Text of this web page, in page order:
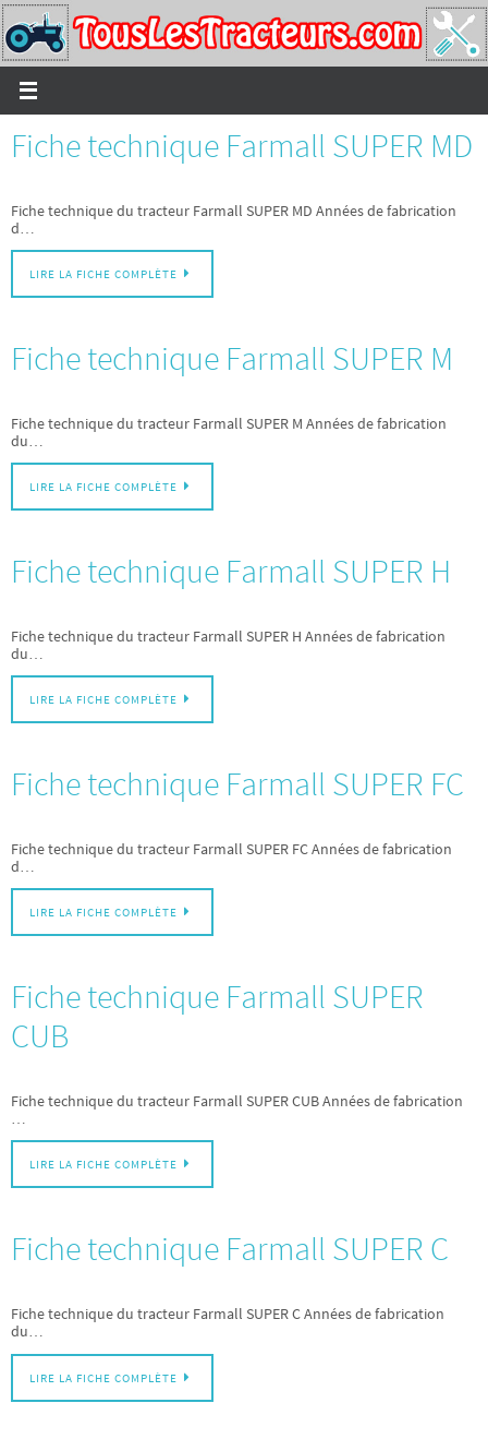
Passer
vers
le
contenu
Fiche technique Farmall SUPER MD
Fiche technique du tracteur Farmall SUPER MD Années de fabrication
d…
LIRE LA FICHE COMPLÈTE
Fiche technique Farmall SUPER M
Fiche technique du tracteur Farmall SUPER M Années de fabrication
du…
LIRE LA FICHE COMPLÈTE
Fiche technique Farmall SUPER H
Fiche technique du tracteur Farmall SUPER H Années de fabrication
du…
LIRE LA FICHE COMPLÈTE
Fiche technique Farmall SUPER FC
Fiche technique du tracteur Farmall SUPER FC Années de fabrication
d…
LIRE LA FICHE COMPLÈTE
Fiche technique Farmall SUPER
CUB
Fiche technique du tracteur Farmall SUPER CUB Années de fabrication
…
LIRE LA FICHE COMPLÈTE
Fiche technique Farmall SUPER C
Fiche technique du tracteur Farmall SUPER C Années de fabrication
du…
LIRE LA FICHE COMPLÈTE